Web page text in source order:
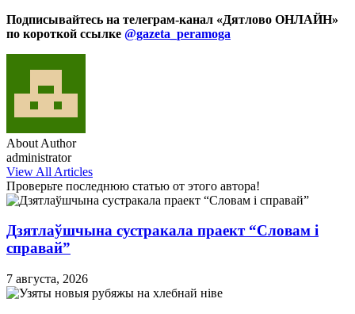
Подписывайтесь на телеграм-канал «Дятлово ОНЛАЙН»
по короткой ссылке @gazeta_peramoga
About Author
administrator
View All Articles
Проверьте последнюю статью от этого автора!
Дзятлаўшчына сустракала праект “Словам і
справай”
7 августа, 2026